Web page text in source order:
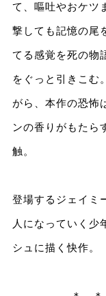
て、嘔吐やおケツ
撃しても記憶の尾
てる感覚を死の物
をぐっと引きこむ
がら、本作の恐怖
ンの香りがもたら
触。
登場するジェイミ
人になっていく少
シュに描く快作。